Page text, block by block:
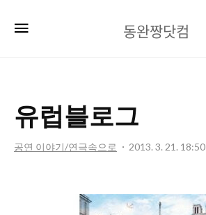
완
동완짱닷컴
유럽블로그
공연 이야기/연극속으로 2013. 3. 21. 18:50